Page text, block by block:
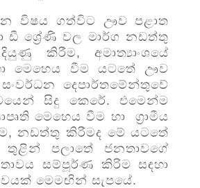
විෂය ගත්විට ඌව පළාත
ඩී ශ්‍රේණි වල මාර්ග නඩත්තු
කිරීම, අමාත්‍යාංශයේ
මෙහෙය වීම යටතේ ඌව
දෙපාර්තමේන්තුවේ
සිදු කෙරේ. එමෙන්ම
මෙහෙය වීම හා ග්‍රාමීය
නඩත්තු කිරීමද මේ යටතේ
තුළින් පලාතේ ජනතාවගේ
තාවය සම්පූර්ණ කිරිම සඳහා
මෙමඟින් සැපයේ.